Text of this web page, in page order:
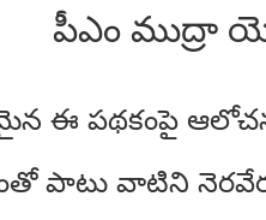
పీఎం ముద్రా
ఈ పథకంపై
పాటు వాటిని